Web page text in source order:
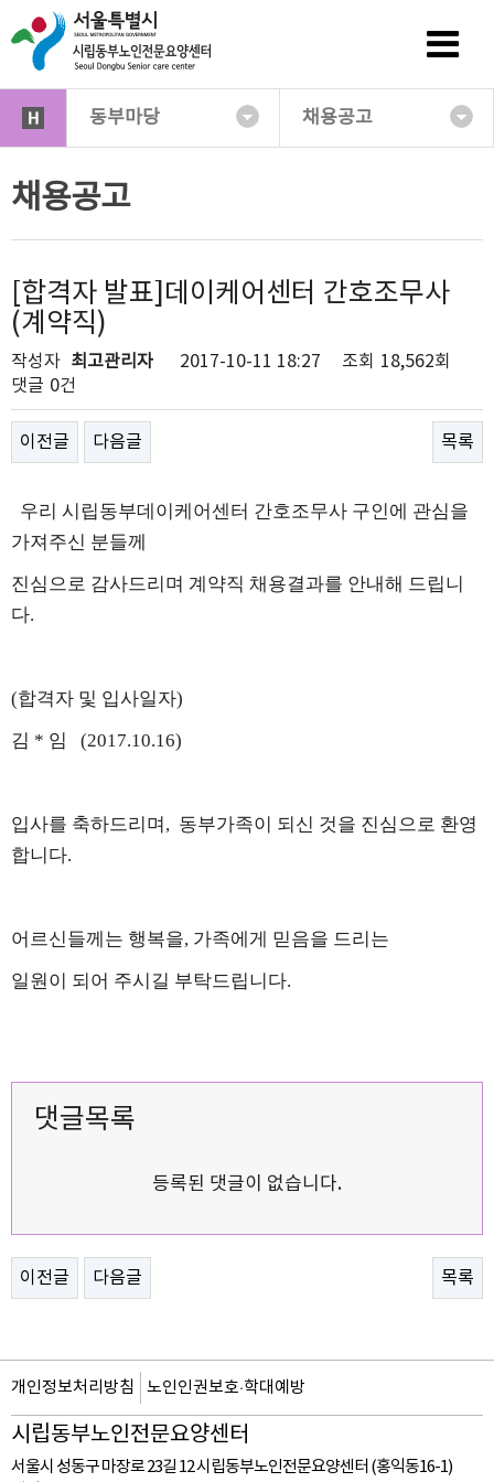
동부마당 채용공고
채용공고
[합격자 발표]데이케어센터 간호조무사
(계약직)
작성자 최고관리자 2017-10-11 18:27 조회 18,562회
댓글 0건
이전글 다음글 목록
우리 시립동부데이케어센터 간호조무사 구인에 관심을
가져주신 분들께
진심으로 감사드리며 계약직 채용결과를 안내해 드립니
다.
(합격자 및 입사일자)
김 * 임 (2017.10.16)
입사를 축하드리며, 동부가족이 되신 것을 진심으로 환영
합니다.
어르신들께는 행복을, 가족에게 믿음을 드리는
일원이 되어 주시길 부탁드립니다.
댓글목록
등록된 댓글이 없습니다.
이전글 다음글 목록
개인정보처리방침 노인인권보호·학대예방
시립동부노인전문요양센터
서울시 성동구 마장로 23길 12 시립동부노인전문요양센터 (홍익동16-1)